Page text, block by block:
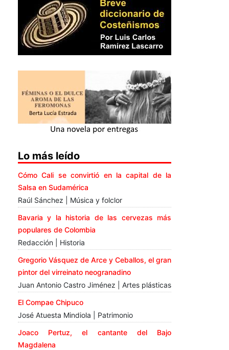
Lo más leído
Cómo Cali se convirtió en la capital de la
Salsa en Sudamérica
Raúl Sánchez | Música y folclor
Bavaria y la historia de las cervezas más
populares de Colombia
Redacción | Historia
Gregorio Vásquez de Arce y Ceballos, el gran
pintor del virreinato neogranadino
Juan Antonio Castro Jiménez | Artes plásticas
El Compae Chipuco
José Atuesta Mindiola | Patrimonio
Joaco Pertuz, el cantante del Bajo
Magdalena